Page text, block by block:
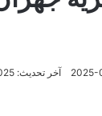
2025- آخر تحديث: 2025-04-14